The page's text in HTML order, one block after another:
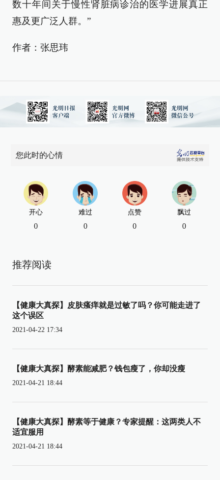
数十年间关于慢性肾脏病诊治的医学进展真正
惠及更广泛人群。”
作者：张思玮
您此时的心情
开心
0
难过
0
点赞
0
飘过
0
推荐阅读
【健康大真探】皮肤瘙痒就是过敏了吗？你可能走进了
这个误区
2021-04-22 17:34
【健康大真探】酵素能减肥？钱包瘦了，你却没瘦
2021-04-21 18:44
【健康大真探】酵素等于健康？专家提醒：这两类人不
适宜服用
2021-04-21 18:44